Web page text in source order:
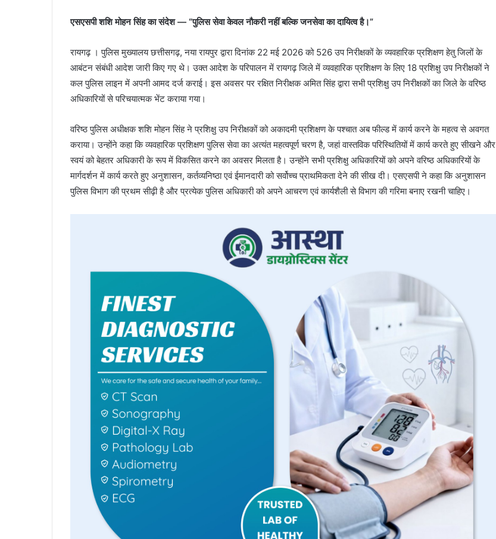
एसएसपी शशि मोहन सिंह का संदेश — “पुलिस सेवा केवल नौकरी नहीं बल्कि जनसेवा का दायित्व है।”
रायगढ़ । पुलिस मुख्यालय छत्तीसगढ़, नया रायपुर द्वारा दिनांक 22 मई 2026 को 526 उप निरीक्षकों के व्यवहारिक प्रशिक्षण हेतु जिलों के
आबंटन संबंधी आदेश जारी किए गए थे। उक्त आदेश के परिपालन में रायगढ़ जिले में व्यवहारिक प्रशिक्षण के लिए 18 प्रशिक्षु उप निरीक्षकों ने
कल पुलिस लाइन में अपनी आमद दर्ज कराई। इस अवसर पर रक्षित निरीक्षक अमित सिंह द्वारा सभी प्रशिक्षु उप निरीक्षकों का जिले के वरिष्ठ
अधिकारियों से परिचयात्मक भेंट कराया गया।
वरिष्ठ पुलिस अधीक्षक शशि मोहन सिंह ने प्रशिक्षु उप निरीक्षकों को अकादमी प्रशिक्षण के पश्चात अब फील्ड में कार्य करने के महत्व से अवगत
कराया। उन्होंने कहा कि व्यवहारिक प्रशिक्षण पुलिस सेवा का अत्यंत महत्वपूर्ण चरण है, जहां वास्तविक परिस्थितियों में कार्य करते हुए सीखने और
स्वयं को बेहतर अधिकारी के रूप में विकसित करने का अवसर मिलता है। उन्होंने सभी प्रशिक्षु अधिकारियों को अपने वरिष्ठ अधिकारियों के
मार्गदर्शन में कार्य करते हुए अनुशासन, कर्तव्यनिष्ठा एवं ईमानदारी को सर्वोच्च प्राथमिकता देने की सीख दी। एसएसपी ने कहा कि अनुशासन
पुलिस विभाग की प्रथम सीढ़ी है और प्रत्येक पुलिस अधिकारी को अपने आचरण एवं कार्यशैली से विभाग की गरिमा बनाए रखनी चाहिए।